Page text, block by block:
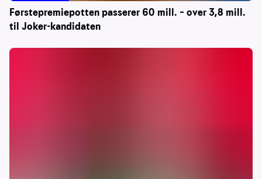
Førstepremiepotten passerer 60 mill. – over 3,8 mill.
til Joker-kandidaten